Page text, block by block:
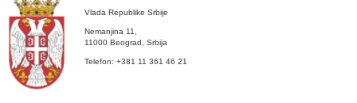
Vlada Republike Srbije
Nemanjina 11,
11000 Beograd, Srbija
Telefon: +381 11 361 46 21